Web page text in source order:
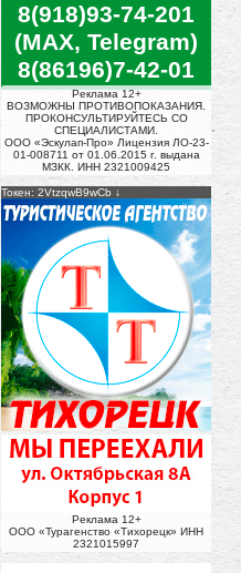
8(918)93-74-201
(MAX, Telegram)
8(86196)7-42-01
Реклама 12+
ВОЗМОЖНЫ ПРОТИВОПОКАЗАНИЯ.
ПРОКОНСУЛЬТИРУЙТЕСЬ СО
СПЕЦИАЛИСТАМИ.
ООО «Эскулап-Про» Лицензия ЛО-23-
01-008711 от 01.06.2015 г. выдана
МЗКК. ИНН 2321009425
Токен: 2VtzqwB9wCb
Реклама 12+
ООО «Турагенство «Тихорецк» ИНН
2321015997